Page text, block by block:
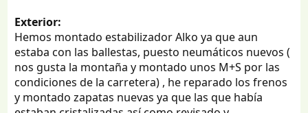
Exterior:
Hemos montado estabilizador Alko ya que aun
estaba con las ballestas, puesto neumáticos nuevos (
nos gusta la montaña y montado unos M+S por las
condiciones de la carretera) , he reparado los frenos
y montado zapatas nuevas ya que las que había